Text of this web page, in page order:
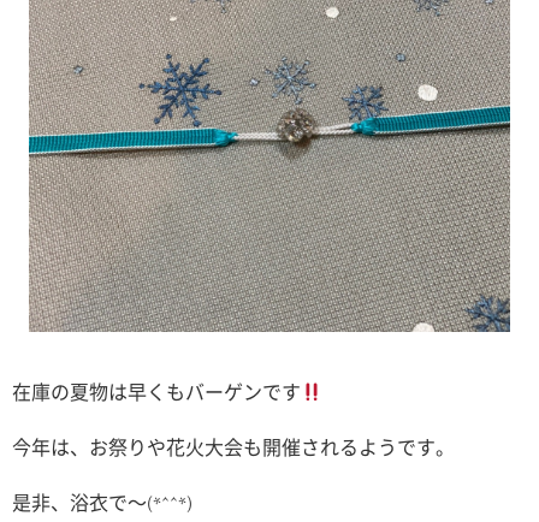
在庫の夏物は早くもバーゲンです
今年は、お祭りや花火大会も開催されるようです。
是非、浴衣で〜(*^^*)